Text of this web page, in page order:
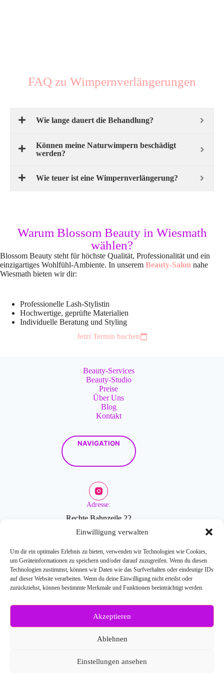
Einwilligung verwalten
Um dir ein optimales Erlebnis zu bieten, verwenden wir Technologien wie Cookies,
um Geräteinformationen zu speichern und/oder darauf zuzugreifen. Wenn du diesen
Technologien zustimmst, können wir Daten wie das Surfverhalten oder eindeutige IDs
auf dieser Website verarbeiten. Wenn du deine Einwilligung nicht erteilst oder
zurückziehst, können bestimmte Merkmale und Funktionen beeinträchtigt werden.
Akzeptieren
Ablehnen
Einstellungen ansehen
FAQ zu Wimpernverlängerungen
Wie lange dauert die Behandlung?
Können meine Naturwimpern beschädigt
werden?
Wie teuer ist eine Wimpernverlängerung?
Warum Blossom Beauty in Wiesmath
wählen?
Blossom Beauty steht für höchste Qualität, Professionalität und ein
einzigartiges Wohlfühl-Ambiente. In unserem Beauty-Salon nahe
Wiesmath bieten wir dir:
Professionelle Lash-Stylistin
Hochwertige, geprüfte Materialien
Individuelle Beratung und Styling
Jetzt Termin buchen
Beauty-Services
Beauty-Studio
Preise
Über Uns
Blog
Kontakt
NAVIGATION
Adresse:
Rechte Bahnzeile 22
Öffnungszeiten:
Weitere Fragen?
Kontaktiere uns:
Telefonnr.: 0676/6086527